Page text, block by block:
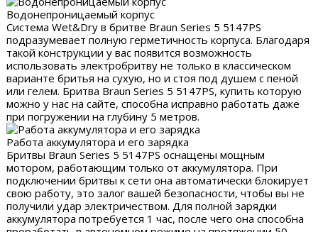
Водонепроницаемый корпус
Система Wet&Dry в бритве Braun Series 5 5147PS
подразумевает полную герметичность корпуса. Благодаря
такой конструкции у вас появится возможность
использовать электробритву не только в классическом
варианте бритья на сухую, но и стоя под душем с пеной
или гелем. Бритва Braun Series 5 5147PS, купить которую
можно у нас на сайте, способна исправно работать даже
при погружении на глубину 5 метров.
Работа аккумулятора и его зарядка
Бритвы Braun Series 5 5147PS оснащены мощным
мотором, работающим только от аккумулятора. При
подключении бритвы к сети она автоматически блокирует
свою работу, это залог вашей безопасности, чтобы вы не
получили удар электричеством. Для полной зарядки
аккумулятора потребуется 1 час, после чего она способна